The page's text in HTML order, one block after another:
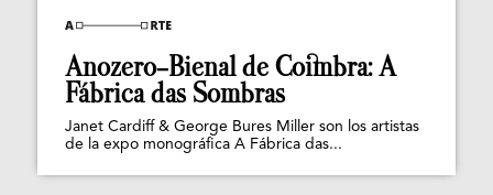
Anozero-Bienal de Coimbra: A
Fábrica das Sombras
Janet Cardiff & George Bures Miller son los artistas
de la expo monográfica A Fábrica das...